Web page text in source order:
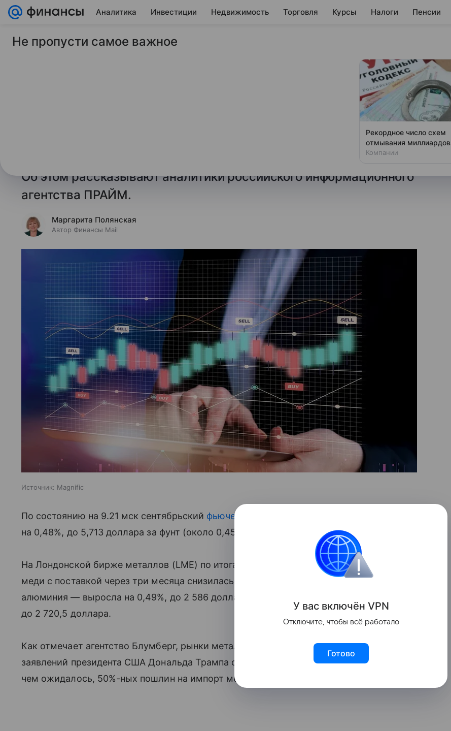
Аналитика Инвестиции Недвижимость Торговля Курсы Налоги Пенсии
9 июля 2025 Финансы Mail
введения пошлин на импорт из США
Стоимость меди поднимается в среду утром на ожидании
введения пошлин на импорт этого металла со стороны США,
свидетельствуют данные торгов и комментарий аналитика.
Об этом рассказывают аналитики российского информационного
агентства ПРАЙМ.
Маргарита Полянская
Автор Финансы Mail
Источник: Magnific
По состоянию на 9.21 мск сентябрьский фьючерс
на 0,48%, до 5,713 доллара за фунт (около 0,45 килограмма).
На Лондонской бирже металлов (LME) по итогам торгов вторника стоимость тонны
меди с поставкой через три месяца снизилась на 0,4%, до 9 790,5 доллара,
алюминия — выросла на 0,49%, до 2 586 долларов, стоимость цинка — на 1,34%,
до 2 720,5 доллара.
Как отмечает агентство Блумберг, рынки металлов погрузились в хаос после
заявлений президента США Дональда Трампа о планах по введению более высоких,
чем ожидалось, 50%-ных пошлин на импорт меди в США.
Не пропусти самое важное
Рекордное число схем
отмывания миллиардов
раскрыли в России
Компании
У вас включён VPN
Отключите, чтобы всё работало
Готово